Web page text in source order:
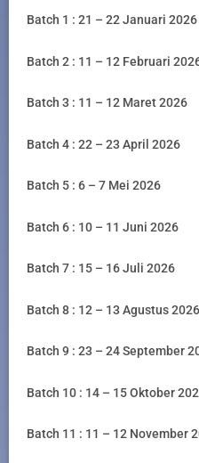
Batch 1 : 21 – 22 Januari 2026
Batch 2 : 11 – 12 Februari
Batch 3 : 11 – 12 Maret 2026
Batch 4 : 22 – 23 April 2026
Batch 5 : 6 – 7 Mei 2026
Batch 6 : 10 – 11 Juni 2026
Batch 7 : 15 – 16 Juli 2026
Batch 8 : 12 – 13 Agustus 2026
Batch 9 : 23 – 24 September
Batch 10 : 14 – 15 Oktober
Batch 11 : 11 – 12 November